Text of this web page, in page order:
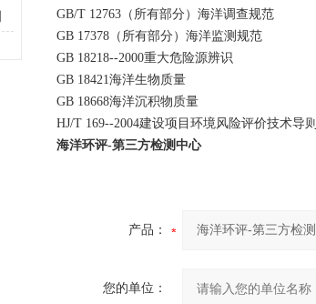
GB/T 12763（所有部分）海洋调查规范
GB 17378（所有部分）海洋监测规范
GB 18218--2000重大危险源辨识
GB 18421海洋生物质量
GB 18668海洋沉积物质量
HJ/T 169--2004建设项目环境风险评价技术导则
海洋环评-第三方检测中心
产品：
您的单位：